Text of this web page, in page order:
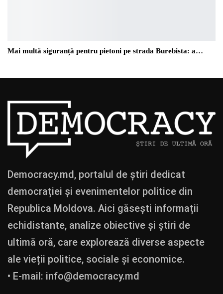
Mai multă siguranță pentru pietoni pe strada Burebista: a…
Democracy.md, portalul de știri dedicat
democrației și evenimentelor politice din
Republica Moldova. Aici găsești informații
echidistante, analize obiective și știri de
ultimă oră, care explorează diverse aspecte
ale vieții politice, sociale și economice.
• E-mail: info@democracy.md